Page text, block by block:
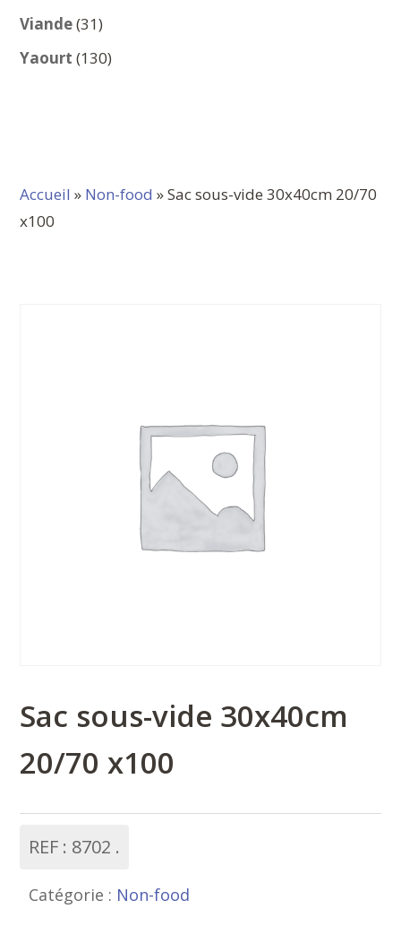
Viande 3131
produits
Yaourt 130130
Accueil » Non-food » Sac sous-vide 30x40cm 20/70
x100
Sac sous-vide 30x40cm
20/70 x100
REF : 8702
Catégorie : Non-food